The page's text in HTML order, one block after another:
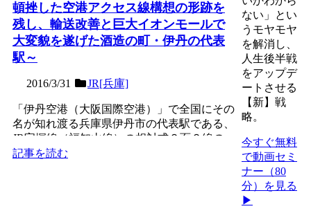
頓挫した空港アクセス線構想の形跡を
残し、輸送改善と巨大イオンモールで
大変貌を遂げた酒造の町・伊丹の代表
駅～
2016/3/31 JR[兵庫]
「伊丹空港（大阪国際空港）」で全国にその
名が知れ渡る兵庫県伊丹市の代表駅である、
JR宝塚線（福知山線）の相対式２面２線の
地上駅。奈良市と「清...
記事を読む
ない」とい
うモヤモヤ
を解消し、
人生後半戦
をアップデ
ートさせる
【新】戦
略。
今すぐ無料
で動画セミ
ナー（80
分）を見る
▶